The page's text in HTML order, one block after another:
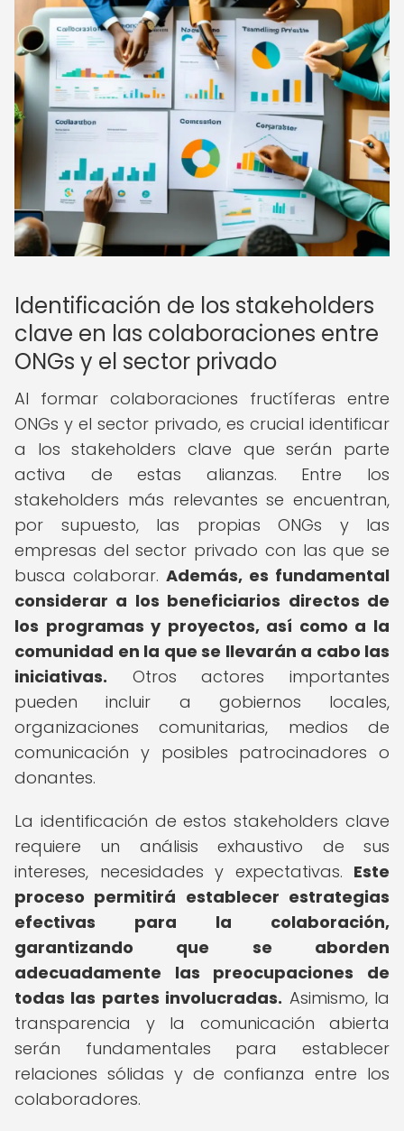
Identificación de los stakeholders
clave en las colaboraciones entre
ONGs y el sector privado
Al formar colaboraciones fructíferas entre
ONGs y el sector privado, es crucial identificar
a los stakeholders clave que serán parte
activa de estas alianzas. Entre los
stakeholders más relevantes se encuentran,
por supuesto, las propias ONGs y las
empresas del sector privado con las que se
busca colaborar. Además, es fundamental
considerar a los beneficiarios directos de
los programas y proyectos, así como a la
comunidad en la que se llevarán a cabo las
iniciativas. Otros actores importantes
pueden incluir a gobiernos locales,
organizaciones comunitarias, medios de
comunicación y posibles patrocinadores o
donantes.
La identificación de estos stakeholders clave
requiere un análisis exhaustivo de sus
intereses, necesidades y expectativas. Este
proceso permitirá establecer estrategias
efectivas para la colaboración,
garantizando que se aborden
adecuadamente las preocupaciones de
todas las partes involucradas. Asimismo, la
transparencia y la comunicación abierta
serán fundamentales para establecer
relaciones sólidas y de confianza entre los
colaboradores.